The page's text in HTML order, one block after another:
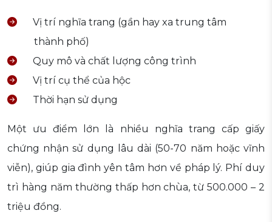
Vị trí nghĩa trang (gần hay xa trung tâm
thành phố)
Quy mô và chất lượng công trình
Vị trí cụ thể của hộc
Thời hạn sử dụng
Một ưu điểm lớn là nhiều nghĩa trang cấp giấy
chứng nhận sử dụng lâu dài (50-70 năm hoặc vĩnh
viễn), giúp gia đình yên tâm hơn về pháp lý. Phí duy
trì hàng năm thường thấp hơn chùa, từ 500.000 – 2
triệu đồng.